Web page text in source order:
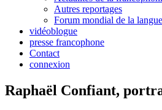
Autres reportages
Forum mondial de la
vidéoblogue
presse francophone
Contact
connexion
Raphaël Confiant,